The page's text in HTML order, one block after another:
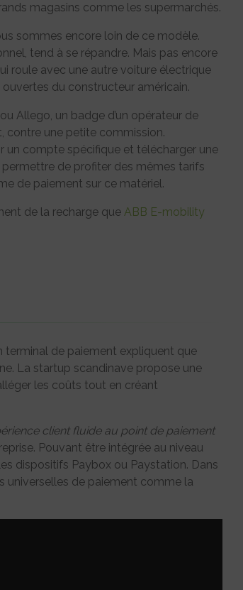
magasins comme les supermarchés.
sommes encore loin de ce modèle.
tend à se répandre. Mais pas encore
roule avec une autre voiture électrique
du constructeur américain.
Allego, un badge d’un opérateur de
contre une petite commission.
un compte spécifique et télécharger une
de profiter des mêmes tarifs
de paiement sur ce matériel.
de la recharge que ABB E-mobility
terminal de paiement expliquent que
La startup scandinave propose une
les coûts tout en créant
client fluide au point de paiement
Pouvant être intégrée au niveau
dispositifs Paybox ou Paystation. Dans
universelles de paiement comme la